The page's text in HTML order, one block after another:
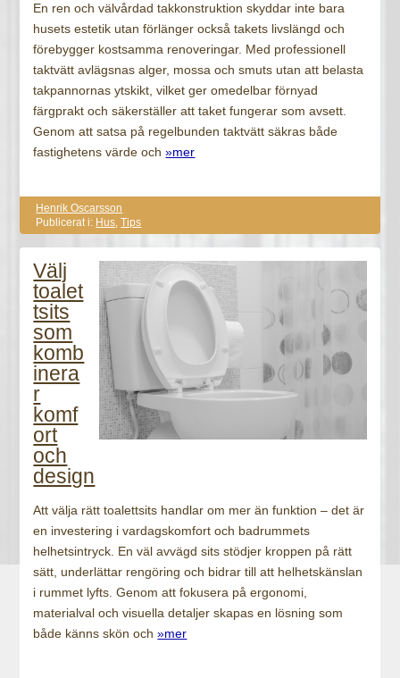
En ren och välvårdad takkonstruktion skyddar inte bara
husets estetik utan förlänger också takets livslängd och
förebygger kostsamma renoveringar. Med professionell
taktvätt avlägsnas alger, mossa och smuts utan att belasta
takpannornas ytskikt, vilket ger omedelbar förnyad
färgprakt och säkerställer att taket fungerar som avsett.
Genom att satsa på regelbunden taktvätt säkras både
fastighetens värde och»mer
Henrik Oscarsson
Publicerat i: Hus ,Tips
Välj
toalet
tsits
som
komb
inera
r
komf
ort
och
design
Att välja rätt toalettsits handlar om mer än funktion – det är
en investering i vardagskomfort och badrummets
helhetsintryck. En väl avvägd sits stödjer kroppen på rätt
sätt, underlättar rengöring och bidrar till att helhetskänslan
i rummet lyfts. Genom att fokusera på ergonomi,
materialval och visuella detaljer skapas en lösning som
både känns skön och»mer